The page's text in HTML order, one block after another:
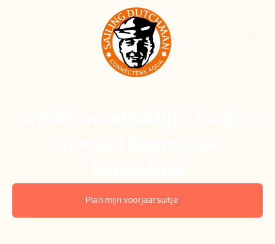
Plan mijn voorjaarsuitje